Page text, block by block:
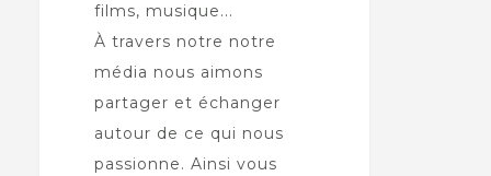
films, musique...
À travers notre notre
média nous aimons
partager et échanger
autour de ce qui nous
passionne. Ainsi vous